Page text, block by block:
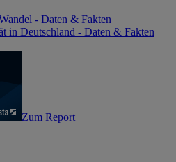
- Daten & Fakten
in Deutschland - Daten & Fakten
Zum Report